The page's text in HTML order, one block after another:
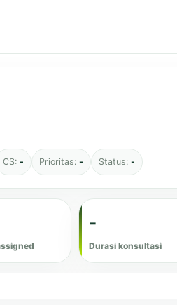
CS: - Prioritas: - Status: -
-
Durasi konsultasi